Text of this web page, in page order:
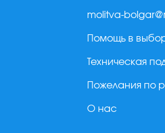
molitva-
Помощь в
Техническая
Пожелания по
О нас